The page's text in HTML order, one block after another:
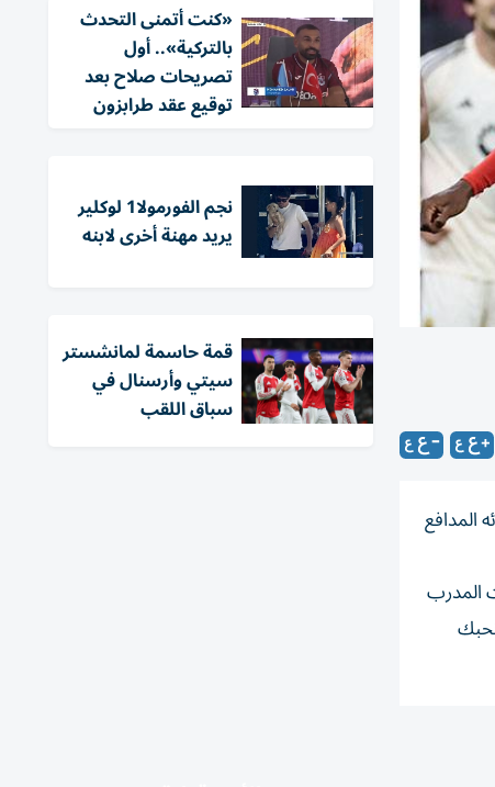
المدافع
لكنه تراجع في خيارات المدرب
«كنت أتمنى التحدث
بالتركية».. أول
تصريحات صلاح بعد
توقيع عقد طرابزون
نجم الفورمولا1 لوكلير
يريد مهنة أخرى لابنه
قمة حاسمة لمانشستر
سيتي وأرسنال في
سباق اللقب